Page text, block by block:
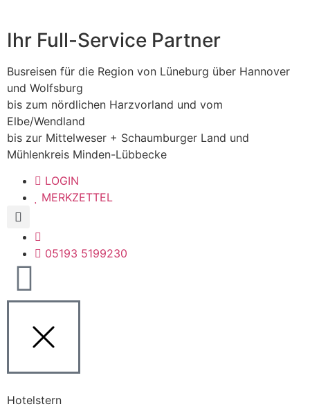
Ihr Full-Service Partner
Busreisen für die Region von Lüneburg über Hannover
und Wolfsburg
bis zum nördlichen Harzvorland und vom
Elbe/Wendland
bis zur Mittelweser + Schaumburger Land und
Mühlenkreis Minden-Lübbecke
LOGIN
MERKZETTEL
05193 5199230
Hotelstern